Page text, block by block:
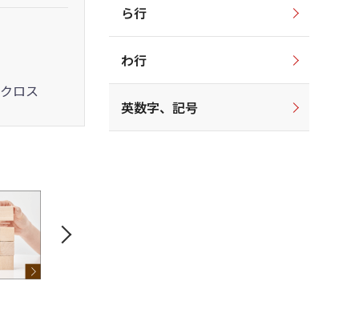
ロス
ら行
わ行
英数字、記号